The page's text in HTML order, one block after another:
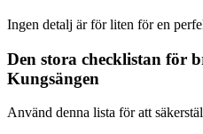
Ingen detalj är för liten för en
Den stora checklistan för
Kungsängen
Använd denna lista för att